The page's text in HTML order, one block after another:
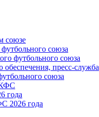
союзе
союза
футбольного союза
пресс-служба
союза
года
2026 года